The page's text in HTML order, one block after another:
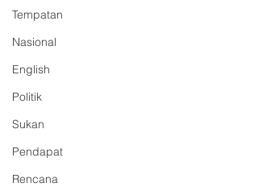
Tempatan
Nasional
English
Politik
Sukan
Pendapat
Rencana